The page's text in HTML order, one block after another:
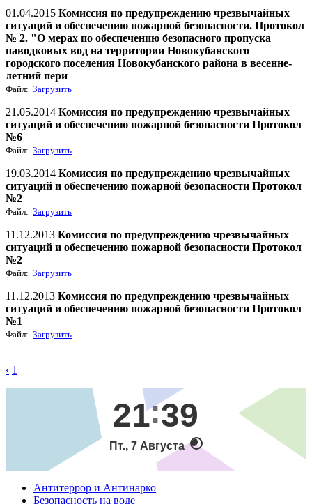
01.04.2015 Комиссия по предупреждению чрезвычайных
ситуаций и обеспечению пожарной безопасности. Протокол
№ 2. "О мерах по обеспечению безопасного пропуска
паводковых вод на территории Новокубанского
городского поселения Новокубанского района в весенне-
летний пери
Файл: Загрузить
21.05.2014 Комиссия по предупреждению чрезвычайных
ситуаций и обеспечению пожарной безопасности Протокол
№6
Файл: Загрузить
19.03.2014 Комиссия по предупреждению чрезвычайных
ситуаций и обеспечению пожарной безопасности Протокол
№2
Файл: Загрузить
11.12.2013 Комиссия по предупреждению чрезвычайных
ситуаций и обеспечению пожарной безопасности Протокол
№2
Файл: Загрузить
11.12.2013 Комиссия по предупреждению чрезвычайных
ситуаций и обеспечению пожарной безопасности Протокол
№1
Файл: Загрузить
‹ 1
21 39
Пт., 7 Августа
Антитеррор и Антинарко
Безопасность на воде